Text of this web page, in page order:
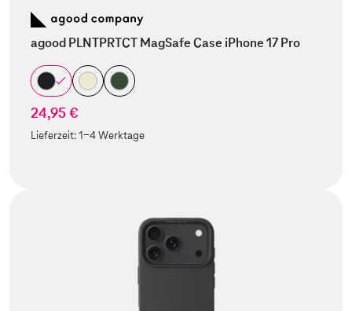
agood PLNTPRTCT MagSafe Case iPhone 17 Pro
24,95 €
Lieferzeit:1-4 Werktage